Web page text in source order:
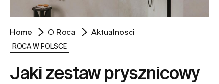
Home O Roca Aktualnosci
ROCA W POLSCE
Jaki zestaw prysznicowy